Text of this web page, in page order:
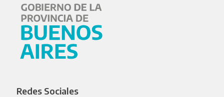
Redes Sociales